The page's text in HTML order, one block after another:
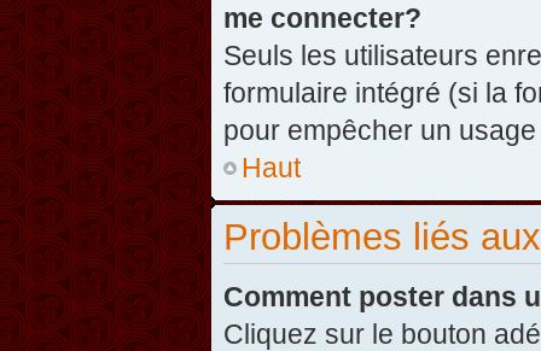
me connecter?
Seuls les utilisateurs
formulaire intégré (si la
pour empêcher un
Haut
Problèmes liés
Comment poster dans
Cliquez sur le bouton